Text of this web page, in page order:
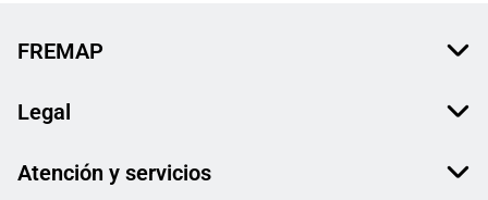
FREMAP
Legal
Atención y servicios